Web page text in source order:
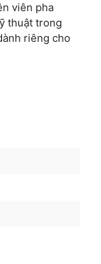
viên pha
thuật trong
riêng cho